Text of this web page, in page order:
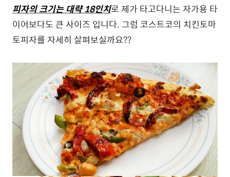
피자의 크기는 대략 18인치로 제가 타고다니는 자가용 타
이어보다도 큰 사이즈 입니다. 그럼 코스트코의 치킨토마
토피자를 자세히 살펴보실까요??